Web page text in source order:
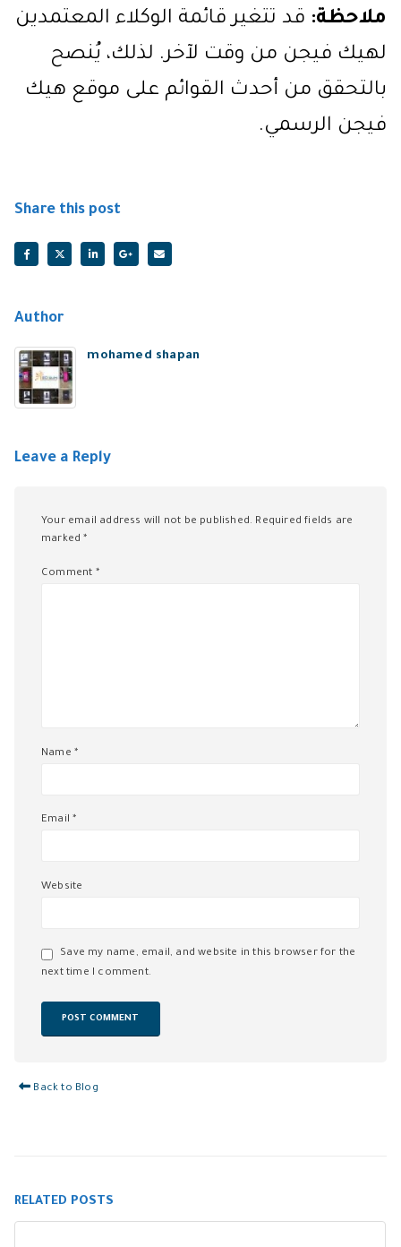
ملاحظة: قد تتغير قائمة الوكلاء المعتمدين
لهيك فيجن من وقت لآخر. لذلك، يُنصح
بالتحقق من أحدث القوائم على موقع هيك
فيجن الرسمي.
Share this post
Author
mohamed shapan
Leave a Reply
Your email address will not be published. Required fields are
marked*
Comment *
Name *
Email*
Website
Save my name, email, and website in this browser for the
next time I comment.
Back to Blog
RELATED POSTS